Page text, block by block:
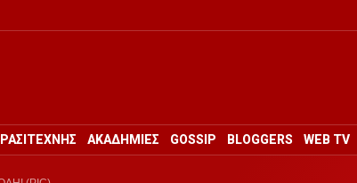
ΑΚΑΔΗΜΙΕΣ GOSSIP BLOGGERS WEB TV